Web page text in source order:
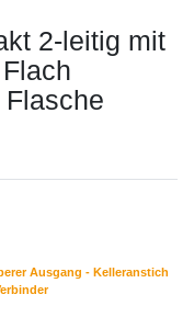
2-leitig mit
Ausgang - Kelleranstich